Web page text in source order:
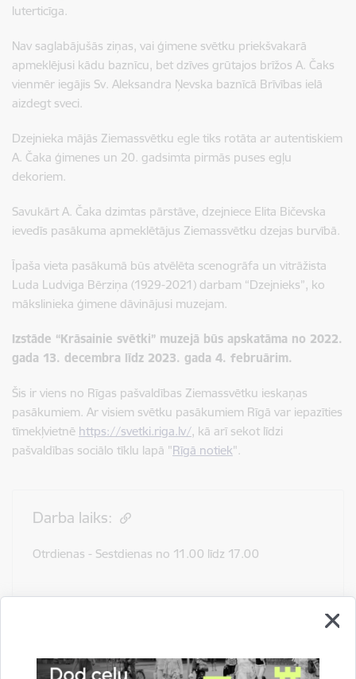
luterticīga.
Nav saglabājušās ziņas, vai ģimene svētku priekšvakarā
apmeklējusi kādu baznīcu, bet dzīves grūtajos brīžos A. Čaks
vienmēr iegājis Sv. Aleksandra Ņevska baznīcā Brīvības ielā
aizdegt sveci.
Dzejnieka mājās Ziemassvētku egle tiks rotāta ar autentiskiem
A. Čaka ģimenes un 20. gadsimta pirmās puses egļu
dekoriem.
Savukārt A. Čaka dzimtas pārstāve, dzejniece Elita Bičevska
ievedīs pasākuma apmeklētājus Ziemassvētku dzejas burvībā.
Īpaša vieta pasākumā būs atvēlēta scenogrāfa un vitrāžista
Luda Ludviga Bērziņa (1929-2021) darbam “Dzejnieks”, ko
mākslinieka ģimene dāvinājusi muzejam.
Izstāde “Krāsainie svētki” muzejā būs apskatāma no 2022.
gada 13. decembra līdz 2023. gada 4. februārim.
Šis ir viens no Rīgas pašvaldības Ziemassvētku ieskaņas
pasākumiem. Ar visiem svētku pasākumiem Rīgā var iepazīties
tīmekļvietnē https://svetki.riga.lv/, kā arī sekot līdzi
pašvaldības sociālo tīklu lapā "Rīgā notiek".
Darba laiks:
Otrdienas - Sestdienas no 11.00 līdz 17.00